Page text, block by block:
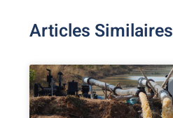
Articles Similaires